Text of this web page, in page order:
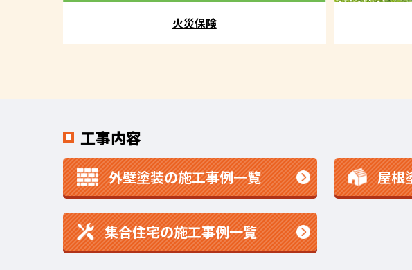
火災保険
工事内容
外壁塗装の施工事例一覧 屋根
集合住宅の施工事例一覧